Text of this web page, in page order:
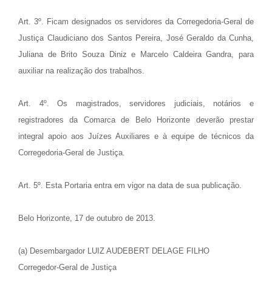
Art. 3º. Ficam designados os servidores da Corregedoria-Geral de
Justiça Claudiciano dos Santos Pereira, José Geraldo da Cunha,
Juliana de Brito Souza Diniz e Marcelo Caldeira Gandra, para
auxiliar na realização dos trabalhos.
Art. 4º. Os magistrados, servidores judiciais, notários e
registradores da Comarca de Belo Horizonte deverão prestar
integral apoio aos Juízes Auxiliares e à equipe de técnicos da
Corregedoria-Geral de Justiça.
Art. 5º. Esta Portaria entra em vigor na data de sua publicação.
Belo Horizonte, 17 de outubro de 2013.
(a) Desembargador LUIZ AUDEBERT DELAGE FILHO
Corregedor-Geral de Justiça